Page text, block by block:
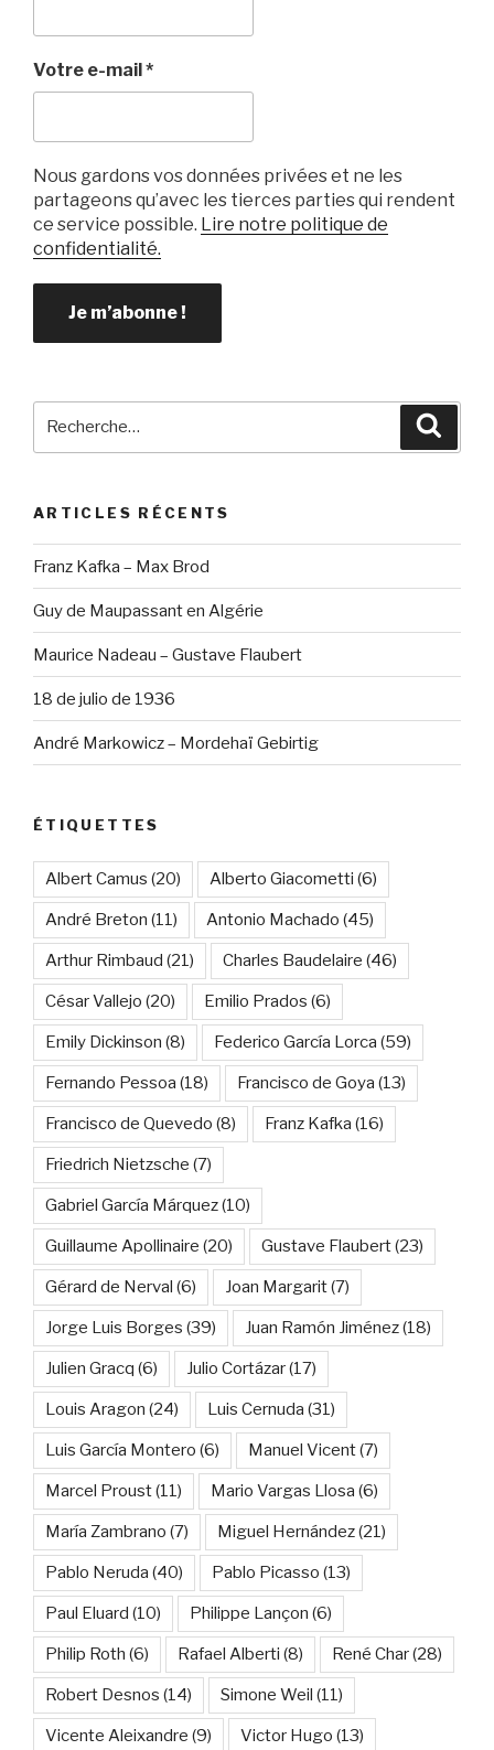
Votre e-mail*
Nous gardons vos données privées et ne les
partageons qu’avec les tierces parties qui rendent
ce service possible. Lire notre politique de
confidentialité.
ARTICLES RÉCENTS
Franz Kafka – Max Brod
Guy de Maupassant en Algérie
Maurice Nadeau – Gustave Flaubert
18 de julio de 1936
André Markowicz – Mordehaï Gebirtig
ÉTIQUETTES
Albert Camus (20) Alberto Giacometti (6)
André Breton (11) Antonio Machado (45)
Arthur Rimbaud (21) Charles Baudelaire (46)
César Vallejo (20) Emilio Prados (6)
Emily Dickinson (8) Federico García Lorca (59)
Fernando Pessoa (18) Francisco de Goya (13)
Francisco de Quevedo (8) Franz Kafka (16)
Friedrich Nietzsche (7)
Gabriel García Márquez(10)
Guillaume Apollinaire (20) Gustave Flaubert(23)
Gérard de Nerval (6) Joan Margarit(7)
Jorge Luis Borges (39) Juan Ramón Jiménez(18)
Julien Gracq (6) Julio Cortázar(17)
Louis Aragon (24) Luis Cernuda (31)
Luis García Montero (6) Manuel Vicent(7)
Marcel Proust(11) Mario Vargas Llosa (6)
María Zambrano (7) Miguel Hernández(21)
Pablo Neruda (40) Pablo Picasso (13)
Paul Eluard (10) Philippe Lançon (6)
Philip Roth (6) Rafael Alberti (8) René Char(28)
Robert Desnos (14) Simone Weil (11)
Vicente Aleixandre (9) Victor Hugo (13)